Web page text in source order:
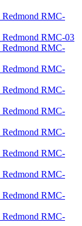
Redmond RMC-
Redmond RMC-03
Redmond RMC-
Redmond RMC-
Redmond RMC-
Redmond RMC-
Redmond RMC-
Redmond RMC-
Redmond RMC-
Redmond RMC-
Redmond RMC-